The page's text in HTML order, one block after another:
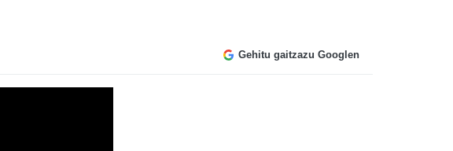
Gehitu gaitzazu Googlen